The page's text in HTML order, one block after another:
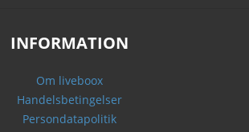
INFORMATION
Om liveboox
Handelsbetingelser
Persondatapolitik